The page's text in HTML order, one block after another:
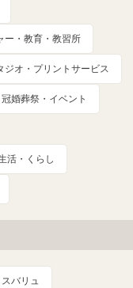
ー・教育・教習所
ジオ・プリントサービス
冠婚葬祭・イベント
活・くらし
バリュ